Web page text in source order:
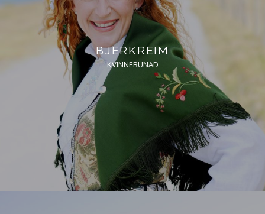
BJERKREIM
KVINNEBUNAD